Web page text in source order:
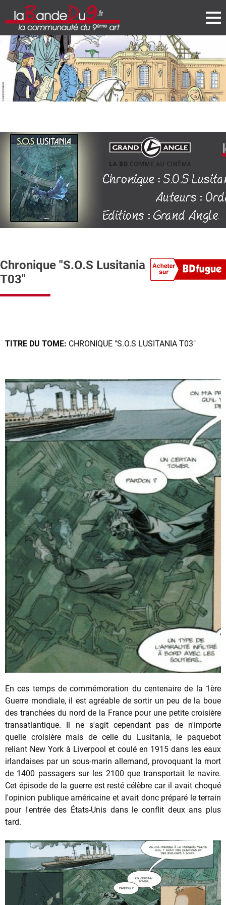
Chronique "S.O.S Lusitania
T03"
TITRE DU TOME: CHRONIQUE "S.O.S LUSITANIA T03"
En ces temps de commémoration du centenaire de la 1ère
Guerre mondiale, il est agréable de sortir un peu de la boue
des tranchées du nord de la France pour une petite croisière
transatlantique. Il ne s'agit cependant pas de n'importe
quelle croisière mais de celle du Lusitania, le paquebot
reliant New York à Liverpool et coulé en 1915 dans les eaux
irlandaises par un sous-marin allemand, provoquant la mort
de 1400 passagers sur les 2100 que transportait le navire.
Cet épisode de la guerre est resté célèbre car il avait choqué
l'opinion publique américaine et avait donc préparé le terrain
pour l'entrée des États-Unis dans le conflit deux ans plus
tard.